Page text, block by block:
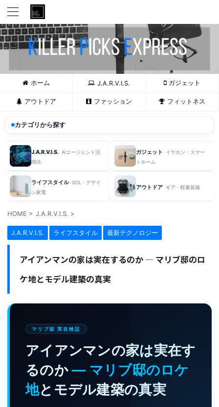
ホーム J.A.R.V.I.S. ガジェット
アウトドア ファッション フィットネス
カテゴリから探す
J.A.R.V.I.S. AIエージェント活
用法
ガジェット
イヤホン・スマー
トホーム
ライフスタイル QOL・デザイ
ン家電
アウトドア ギア・軽量装備
HOME > J.A.R.V.I.S. >
J.A.R.V.I.S. ライフスタイル 最新テクノロジー
アイアンマンの家は実在するのか — マリブ邸のロ
ケ地とモデル建築の真実
マリブ邸 実在検証
アイアンマンの家は実在す
るのか— マリブ邸のロケ
地とモデル建築の真実